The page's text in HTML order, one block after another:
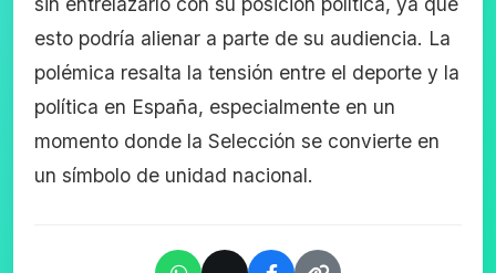
esto podría alienar a parte de su audiencia. La
polémica resalta la tensión entre el deporte y la
política en España, especialmente en un
momento donde la Selección se convierte en
un símbolo de unidad nacional.